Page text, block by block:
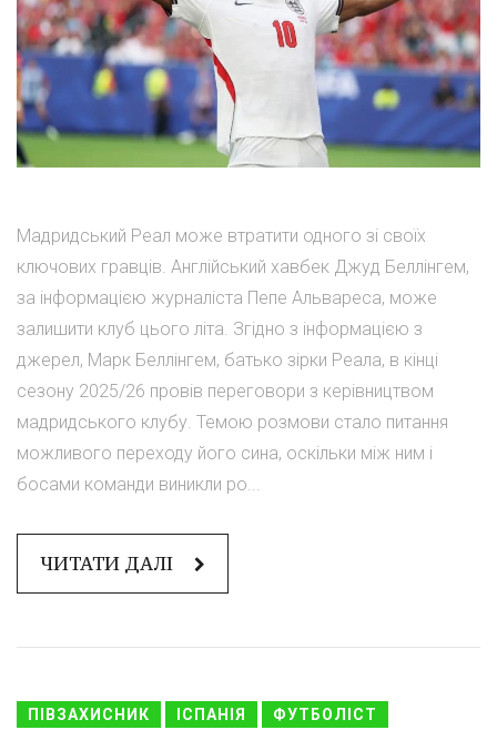
Мадридський Реал може втратити одного зі своїх
ключових гравців. Англійський хавбек Джуд Беллінгем,
за інформацією журналіста Пепе Альвареса, може
залишити клуб цього літа. Згідно з інформацією з
джерел, Марк Беллінгем, батько зірки Реала, в кінці
сезону 2025/26 провів переговори з керівництвом
мадридського клубу. Темою розмови стало питання
можливого переходу його сина, оскільки між ним і
босами команди виникли ро...
ЧИТАТИ ДАЛІ
ПІВЗАХИСНИК ІСПАНІЯ ФУТБОЛІСТ